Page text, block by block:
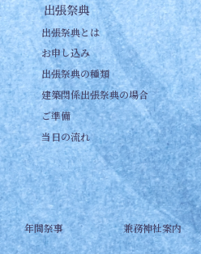
出張祭典
出張祭典とは
お申し込み
出張祭典の種類
建築関係出張祭典の場合
ご準備
当日の流れ
年間祭事 兼務神社案内